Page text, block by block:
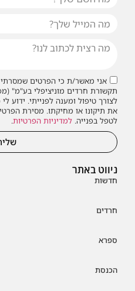
ניווט באתר
חדשות
חרדים
ספרא
הכנסת
אני מאשר/ת כי הפרטים
תקשורת חרדים מוניציפלי בע"מ"
לצורך טיפול ומענה לפנייתי. ידוע
את תיקונו או מחיקתו. מסירת
לטפל בפנייה. למדיניות הפרטיות.